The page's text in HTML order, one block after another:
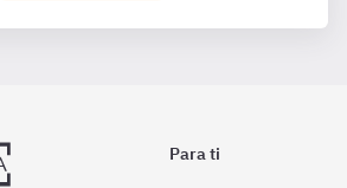
Para ti